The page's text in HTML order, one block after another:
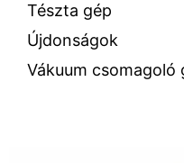
Tészta gép
Újdonságok
Vákuum csomagoló